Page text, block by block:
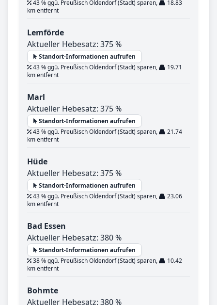
43 % ggü. Preußisch Oldendorf (Stadt) sparen,
18.83
km entfernt
Lemförde
Aktueller Hebesatz: 375 %
Standort-Informationen aufrufen
43 % ggü. Preußisch Oldendorf (Stadt) sparen,
19.71
km entfernt
Marl
Aktueller Hebesatz: 375 %
Standort-Informationen aufrufen
43 % ggü. Preußisch Oldendorf (Stadt) sparen,
21.74
km entfernt
Hüde
Aktueller Hebesatz: 375 %
Standort-Informationen aufrufen
43 % ggü. Preußisch Oldendorf (Stadt) sparen,
23.06
km entfernt
Bad Essen
Aktueller Hebesatz: 380 %
Standort-Informationen aufrufen
38 % ggü. Preußisch Oldendorf (Stadt) sparen,
10.42
km entfernt
Bohmte
Aktueller Hebesatz: 380 %